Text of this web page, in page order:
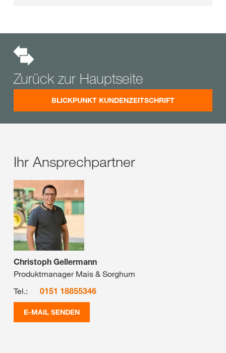
Zurück zur Hauptseite
BLICKPUNKT KUNDENZEITSCHRIFT
Ihr Ansprechpartner
Christoph Gellermann
Produktmanager Mais & Sorghum
Tel.:
0151 18855346
E-MAIL SENDEN